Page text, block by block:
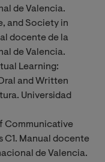
de Valencia.
and Society in
docente de la
de Valencia.
Learning:
and Written
Universidad
Communicative
C1. Manual docente
de Valencia.